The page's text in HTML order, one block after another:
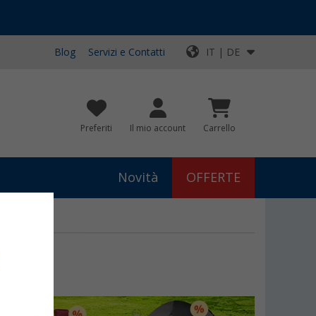
Blog Servizi e Contatti IT | DE
Preferiti Il mio account Carrello
Novità OFFERTE